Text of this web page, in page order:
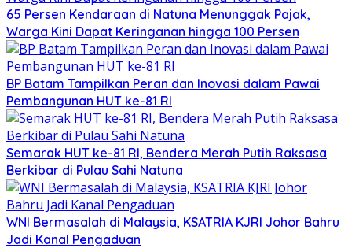
65 Persen Kendaraan di Natuna Menunggak Pajak,
Warga Kini Dapat Keringanan hingga 100 Persen
BP Batam Tampilkan Peran dan Inovasi dalam Pawai
Pembangunan HUT ke-81 RI
Semarak HUT ke-81 RI, Bendera Merah Putih Raksasa
Berkibar di Pulau Sahi Natuna
WNI Bermasalah di Malaysia, KSATRIA KJRI Johor Bahru
Jadi Kanal Pengaduan